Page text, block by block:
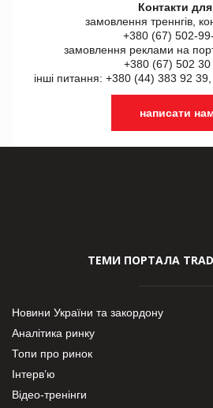
Контакти
замовлення треннгів,
+380 (67) 502-
замовлення реклами на
+380 (67) 502 30
інші питання: +380 (44) 383 92
написати
ТЕМИ ПОРТАЛА
Новини України та закордону
Аналітика ринку
Топи про ринок
Інтерв’ю
Відео-тренінги